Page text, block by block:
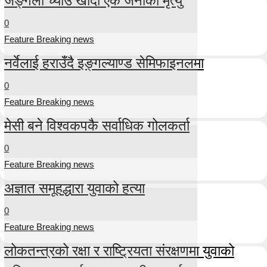
0
Feature Breaking news
नर्वेलाई हराउँदै इङ्गल्याण्ड सेमिफाइनलमा
0
Feature Breaking news
मेसी बने विश्वकपकै सर्वाधिक गोलकर्ता
0
Feature Breaking news
अज्ञात समूहद्धारा युवाको हत्या
0
Feature Breaking news
लोकतन्त्रको रक्षा र राष्ट्रियता संरक्षणमा युवाको